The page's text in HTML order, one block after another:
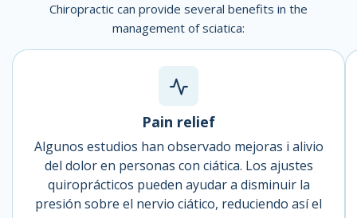
Chiropractic can provide several benefits in the
management of sciatica:
Pain relief
Algunos estudios han observado mejoras i alivio
del dolor en personas con ciática. Los ajustes
quiroprácticos pueden ayudar a disminuir la
presión sobre el nervio ciático, reduciendo así el